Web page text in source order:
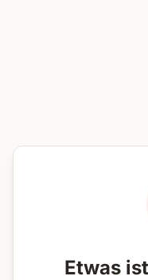
Etwas